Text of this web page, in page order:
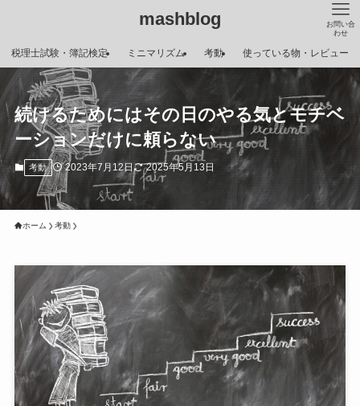
mashblog お問い合
わせ
税理士試験・簿記検定 ミニマリズム 考動 使っている物・レビュー
続けるためにはその日のやる気とモチベ
ーションだけに頼らない
考動 2023年7月12日 2025年5月13日
ホーム 考動